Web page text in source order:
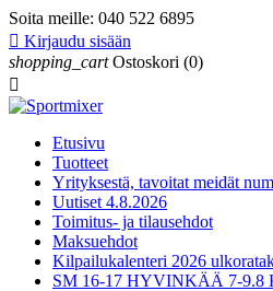
Soita meille: 040 522 6895
 Kirjaudu sisään
shopping_cart Ostoskori (0)

Etusivu
Tuotteet
Yrityksestä, tavoitat meidät
Uutiset 4.8.2026
Toimitus- ja tilausehdot
Maksuehdot
Kilpailukalenteri 2026
SM 16-17 HYVINKÄÄ 7-9.8